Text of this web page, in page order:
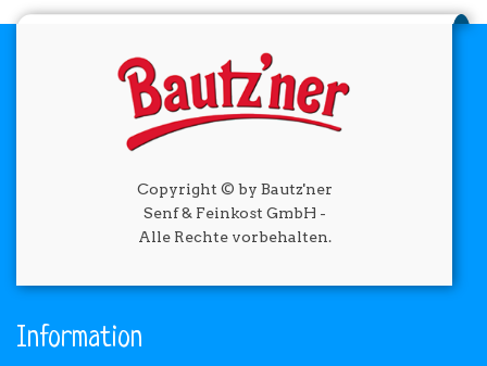
BRUTZELKUNDE
SHOP
Information
Copyright © by Bautz'ner
Senf & Feinkost GmbH -
Alle Rechte vorbehalten.